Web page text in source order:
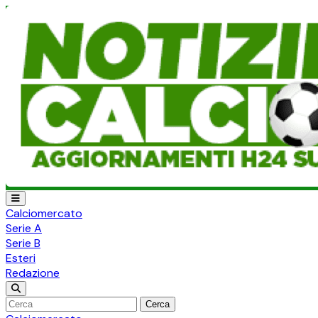
Calciomercato
Serie A
Serie B
Esteri
Redazione
Cerca